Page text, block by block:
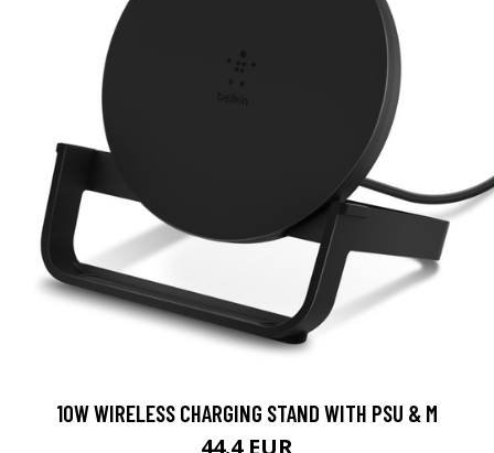
10W WIRELESS CHARGING STAND WITH PSU & M
44.4 EUR